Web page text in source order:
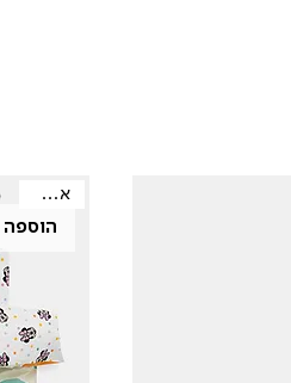
הוספה
אאוטלט